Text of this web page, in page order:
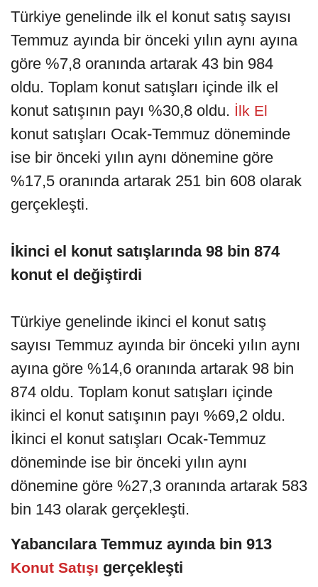
Türkiye genelinde ilk el konut satış sayısı
Temmuz ayında bir önceki yılın aynı ayına
göre %7,8 oranında artarak 43 bin 984
oldu. Toplam konut satışları içinde ilk el
konut satışının payı %30,8 oldu. İlk El
konut satışları Ocak-Temmuz döneminde
ise bir önceki yılın aynı dönemine göre
%17,5 oranında artarak 251 bin 608 olarak
gerçekleşti.
İkinci el konut satışlarında 98 bin 874
konut el değiştirdi
Türkiye genelinde ikinci el konut satış
sayısı Temmuz ayında bir önceki yılın aynı
ayına göre %14,6 oranında artarak 98 bin
874 oldu. Toplam konut satışları içinde
ikinci el konut satışının payı %69,2 oldu.
İkinci el konut satışları Ocak-Temmuz
döneminde ise bir önceki yılın aynı
dönemine göre %27,3 oranında artarak 583
bin 143 olarak gerçekleşti.
Yabancılara Temmuz ayında bin 913
Konut Satışı gerçekleşti